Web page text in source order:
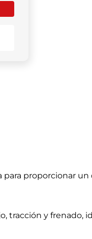
para proporcionar
tracción y frenado,